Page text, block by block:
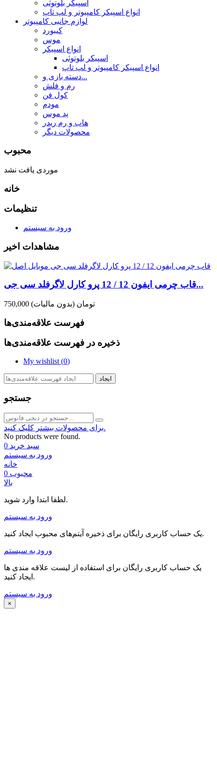
اسپیکر بلوتوثی
انواع اسپیکر کامپیوتر و لپ تاپ
لوازم جانبی کامپیوتر
کیبورد
موس
انواع اسپیکر
اسپیکر بلوتوثی
انواع اسپیکر کامپیوتر و لپ تاپ
دسته بازی و...
رم و فلش
کول فن
مودم
پد موس
هاب و رم ریدر
محصولات دیگر
محبوب
موردی یافت نشد
خانه
تنظیمات
ورود به سیستم
مشاهدات اخیر
قاب چرمی ایفون 12 / 12 پرو کارل لاگرفلد سی جی...
750,000 تومان (بدون مالیات)
فهرست علاقه‌مندی‌ها
ذخیره در فهرست علاقه‌مندی‌ها
My wishlist (0)
ایجاد
جستجو
برای محصولات بیشتر کلیک کنید.
No products were found.
سبد خرید 0
ورود به سیستم
خانه
محبوب 0
بالا
لطفا ابتدا وارد شوید.
ورود به سیستم
یک حساب کاربری رایگان برای ذخیره آیتم‌های محبوب ایجاد کنید.
ورود به سیستم
یک حساب کاربری رایگان برای استفاده از لیست علاقه مندی ها
ایجاد کنید.
ورود به سیستم
×